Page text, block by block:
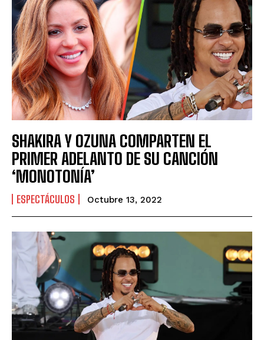
SHAKIRA Y OZUNA COMPARTEN EL
PRIMER ADELANTO DE SU CANCIÓN
‘MONOTONÍA’
ESPECTÁCULOS Octubre 13, 2022